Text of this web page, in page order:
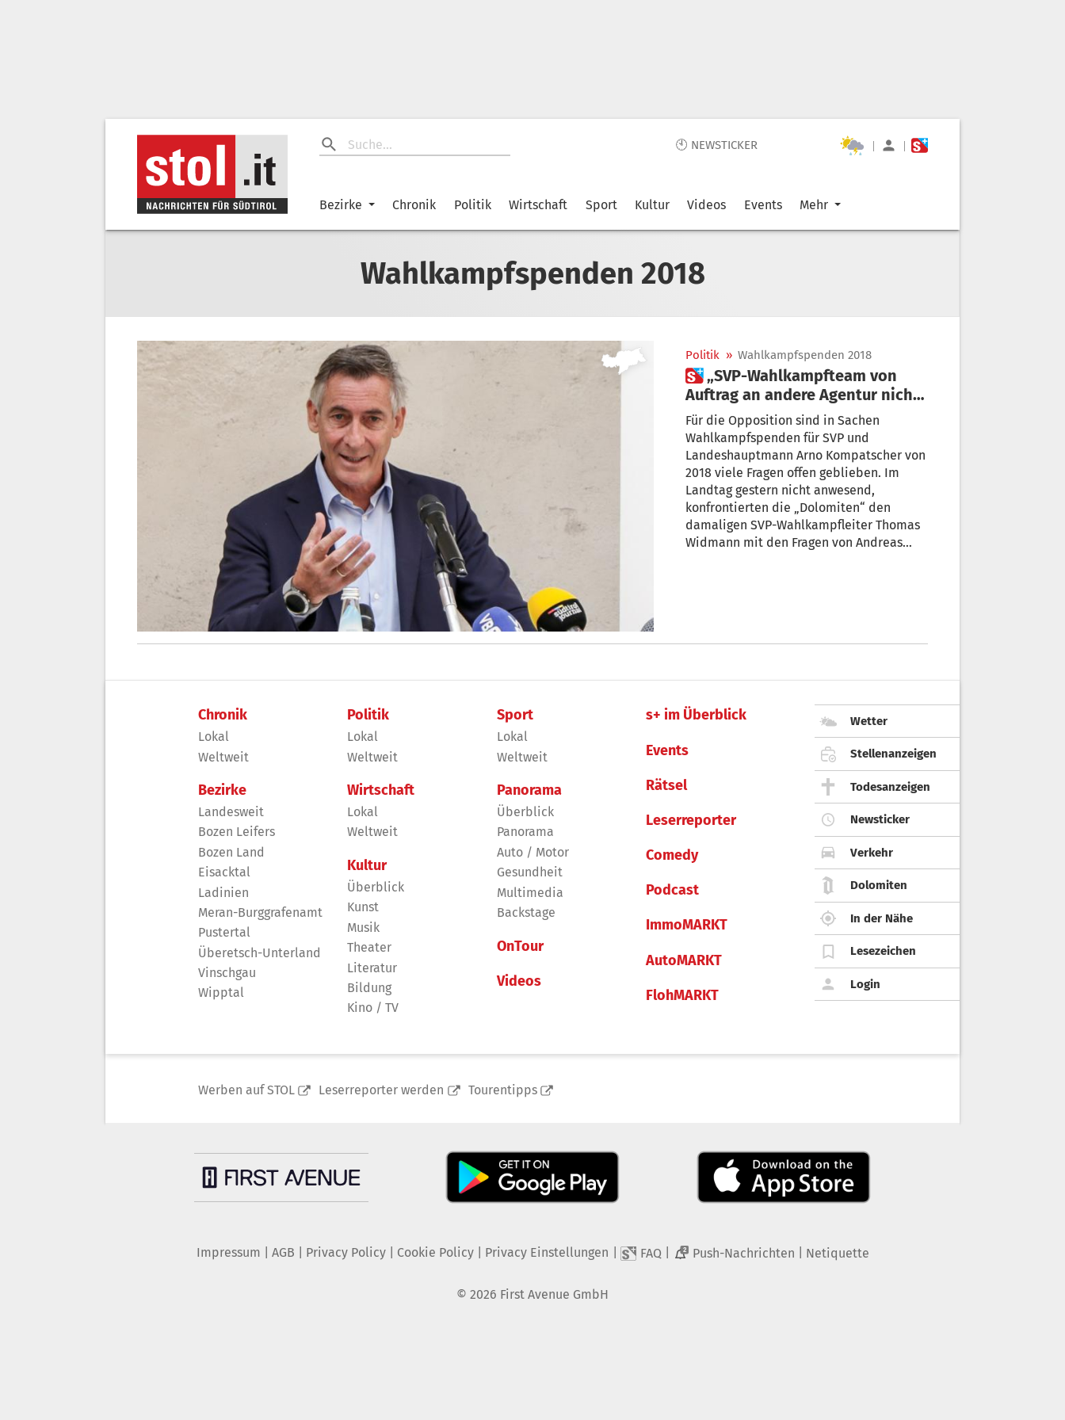
🕙 NEWSTICKER | |
Bezirke Chronik Politik Wirtschaft Sport Kultur Videos Events Mehr
Wahlkampfspenden 2018
Politik » Wahlkampfspenden 2018
 „SVP-Wahlkampfteam von
Auftrag an andere Agentur nichts
gewusst“
Für die Opposition sind in Sachen
Wahlkampfspenden für SVP und
Landeshauptmann Arno Kompatscher von
2018 viele Fragen offen geblieben. Im
Landtag gestern nicht anwesend,
konfrontierten die „Dolomiten“ den
damaligen SVP-Wahlkampfleiter Thomas
Widmann mit den Fragen von Andreas
Wahlkampfspesenlimit überschritten
Chronik
Lokal
Weltweit
Bezirke
Landesweit
Bozen Leifers
Bozen Land
Eisacktal
Ladinien
Meran-Burggrafenamt
Pustertal
Überetsch-Unterland
Vinschgau
Wipptal
Politik
Lokal
Weltweit
Wirtschaft
Lokal
Weltweit
Kultur
Überblick
Kunst
Musik
Theater
Literatur
Bildung
Kino / TV
Sport
Lokal
Weltweit
Panorama
Überblick
Panorama
Auto / Motor
Gesundheit
Multimedia
Backstage
OnTour
Videos
s+ im Überblick
Events
Rätsel
Leserreporter
Comedy
Podcast
ImmoMARKT
AutoMARKT
FlohMARKT
Wetter
Stellenanzeigen
Todesanzeigen
Newsticker
Verkehr
Dolomiten
In der Nähe
Lesezeichen
Login
Werben auf STOL Leserreporter werden Tourentipps
Impressum AGB Privacy Policy| Cookie Policy| Privacy Einstellungen FAQ 2 Push-Nachrichten Netiquette
© 2026 First Avenue GmbH